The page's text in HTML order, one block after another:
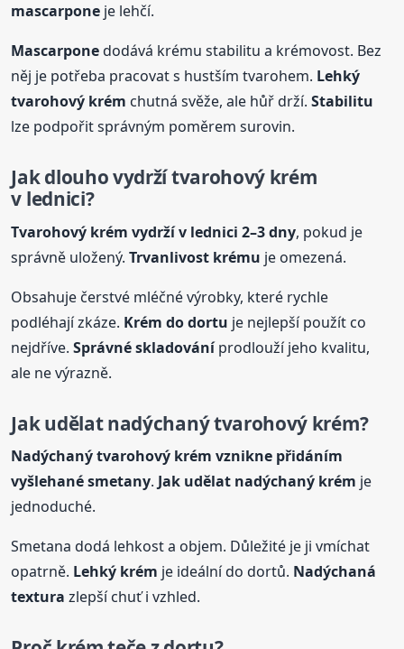
mascarpone je lehčí.
Mascarponedodává krému stabilitu a krémovost. Bez
něj je potřeba pracovat s hustším tvarohem. Lehký
tvarohový krém chutná svěže, ale hůř drží.Stabilitu
lze podpořit správným poměrem surovin.
Jak dlouho vydrží tvarohový krém
v lednici?
Tvarohový krém vydrží v lednici 2–3 dny, pokud je
správně uložený.Trvanlivost krému je omezená.
Obsahuje čerstvé mléčné výrobky, které rychle
podléhají zkáze. Krém do dortu je nejlepší použít co
nejdříve.Správné skladováníprodlouží jeho kvalitu,
ale ne výrazně.
Jak udělat nadýchaný tvarohový krém?
Nadýchaný tvarohový krém vznikne přidáním
vyšlehané smetany. Jak udělat nadýchaný krém je
jednoduché.
Smetana dodá lehkost a objem. Důležité je ji vmíchat
opatrně. Lehký krém je ideální do dortů. Nadýchaná
textura zlepší chuť i vzhled.